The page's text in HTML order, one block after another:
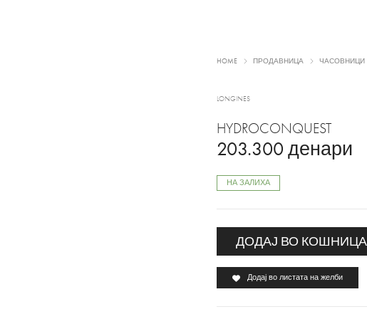
HOME ПРОДАВНИЦА ЧАСОВНИЦИ
LONGINES
HYDROCONQUEST
203.300денари
НА ЗАЛИХА
ДОДАЈ ВО КОШНИЦА
Додај во листата на желби